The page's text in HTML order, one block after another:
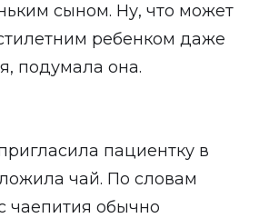
сыном. Ну, что может
ребенком даже
подумала она.
пациентку в
чай. По словам
чаепития обычно